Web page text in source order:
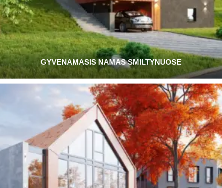
GYVENAMASIS NAMAS SMILTYNUOSE